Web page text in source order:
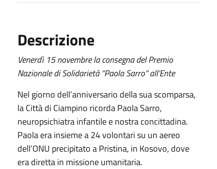
Descrizione
Venerdì 15 novembre la consegna del Premio
Nazionale di Solidarietà “Paola Sarro” all’Ente
Nel giorno dell’anniversario della sua scomparsa,
la Città di Ciampino ricorda Paola Sarro,
neuropsichiatra infantile e nostra concittadina.
Paola era insieme a 24 volontari su un aereo
dell’ONU precipitato a Pristina, in Kosovo, dove
era diretta in missione umanitaria.